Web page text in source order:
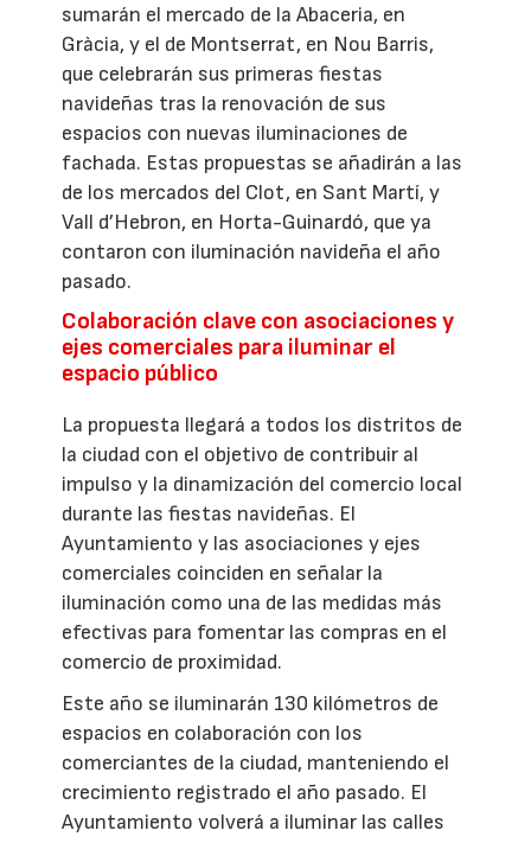
sumarán el mercado de la Abaceria, en
Gràcia, y el de Montserrat, en Nou Barris,
que celebrarán sus primeras fiestas
navideñas tras la renovación de sus
espacios con nuevas iluminaciones de
fachada. Estas propuestas se añadirán a las
de los mercados del Clot, en Sant Martí, y
Vall d’Hebron, en Horta-Guinardó, que ya
contaron con iluminación navideña el año
pasado.
Colaboración clave con asociaciones y
ejes comerciales para iluminar el
espacio público
La propuesta llegará a todos los distritos de
la ciudad con el objetivo de contribuir al
impulso y la dinamización del comercio local
durante las fiestas navideñas. El
Ayuntamiento y las asociaciones y ejes
comerciales coinciden en señalar la
iluminación como una de las medidas más
efectivas para fomentar las compras en el
comercio de proximidad.
Este año se iluminarán 130 kilómetros de
espacios en colaboración con los
comerciantes de la ciudad, manteniendo el
crecimiento registrado el año pasado. El
Ayuntamiento volverá a iluminar las calles